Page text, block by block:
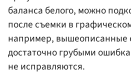
баланса белого, можно
после съемки в
например, вышеописанные
достаточно грубыми
не исправляются.